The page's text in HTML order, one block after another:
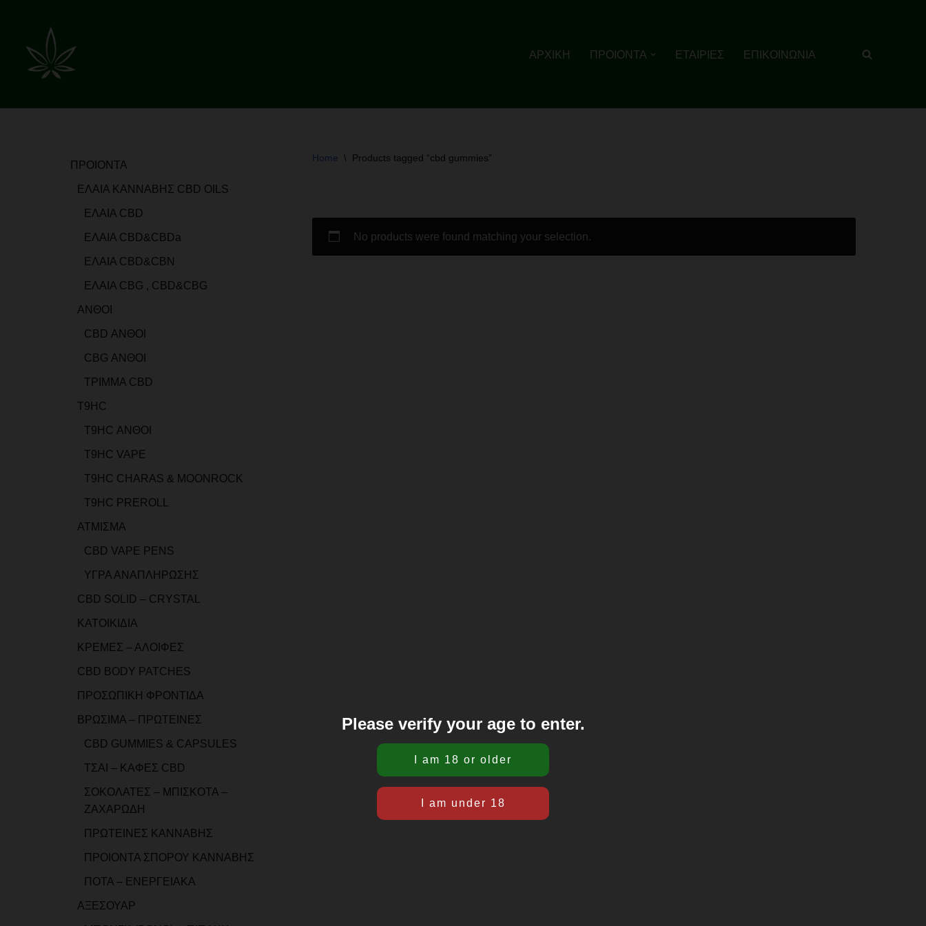
content
ΑΡΧΙΚΗ ΠΡΟΙΟΝΤΑ ΕΤΑΙΡΙΕΣ ΕΠΙΚΟΙΝΩΝΙΑ
ΠΡΟΙΟΝΤΑ
ΕΛΑΙΑ ΚΑΝΝΑΒΗΣ CBD OILS
ΕΛΑΙΑ CBD
ΕΛΑΙΑ CBD&CBDa
ΕΛΑΙΑ CBD&CBN
ΕΛΑΙΑ CBG , CBD&CBG
ΑΝΘΟΙ
CBD ΑΝΘΟΙ
CBG ΑΝΘΟΙ
ΤΡΙΜΜΑ CBD
T9HC
T9HC ΑΝΘΟΙ
T9HC VAPE
T9HC CHARAS & MOONROCK
T9HC PREROLL
ΑΤΜΙΣΜΑ
CBD VAPE PENS
ΥΓΡΑ ΑΝΑΠΛΗΡΩΣΗΣ
CBD SOLID – CRYSTAL
ΚΑΤΟΙΚΙΔΙΑ
ΚΡΕΜΕΣ – ΑΛΟΙΦΕΣ
CBD BODY PATCHES
ΠΡΟΣΩΠΙΚΗ ΦΡΟΝΤΙΔΑ
ΒΡΩΣΙΜΑ – ΠΡΩΤΕΙΝΕΣ
CBD GUMMIES & CAPSULES
ΤΣΑΙ – ΚΑΦΕΣ CBD
ΣΟΚΟΛΑΤΕΣ – ΜΠΙΣΚΟΤΑ –
ΖΑΧΑΡΩΔΗ
ΠΡΩΤΕΙΝΕΣ ΚΑΝΝΑΒΗΣ
ΠΡΟΙΟΝΤΑ ΣΠΟΡΟΥ ΚΑΝΝΑΒΗΣ
ΠΟΤΑ – ΕΝΕΡΓΕΙΑΚΑ
ΑΞΕΣΟΥΑΡ
Home \ Products tagged “cbd gummies”
No products were found matching your selection.
Please verify your age to enter.